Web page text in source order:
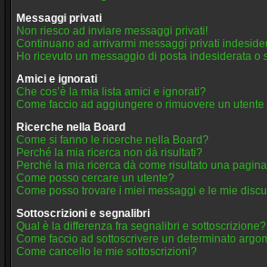
Messaggi privati
Non riesco ad inviare messaggi privati!
Continuano ad arrivarmi messaggi privati
Ho ricevuto un messaggio di posta indesiderata
Amici e ignorati
Che cos’è la mia lista amici e ignorati?
Come faccio ad aggiungere o rimuovere un
Ricerche nella Board
Come si fanno le ricerche nella Board?
Perché la mia ricerca non dà risultati?
Perché la mia ricerca dà come risultato una
Come posso cercare un utente?
Come posso trovare i miei messaggi e le mie
Sottoscrizioni e segnalibri
Qual è la differenza fra segnalibri e sottoscrizione?
Come faccio ad sottoscrivere un determinato
Come cancello le mie sottoscrizioni?